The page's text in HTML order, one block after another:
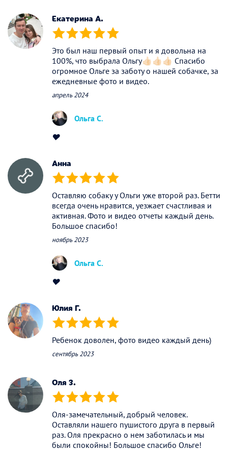
Екатерина А.
(*) (*) (*) (*) (*)
Это был наш первый опыт и я довольна на
100%, что выбрала Ольгу👍🏻👍🏻👍🏻 Спасибо
огромное Ольге за заботу о нашей собачке, за
ежедневные фото и видео.
апрель 2024
Ольга С.
❤️
Анна
(*) (*) (*) (*) (*)
Оставляю собаку у Ольги уже второй раз. Бетти
всегда очень нравится, уезжает счастливая и
активная. Фото и видео отчеты каждый день.
Большое спасибо!
ноябрь 2023
Ольга С.
❤️
Юлия Г.
(*) (*) (*) (*) (*)
Ребенок доволен, фото видео каждый день)
сентябрь 2023
Оля З.
(*) (*) (*) (*) (*)
Оля-замечательный, добрый человек.
Оставляли нашего пушистого друга в первый
раз. Оля прекрасно о нем заботилась и мы
были спокойны! Большое спасибо Ольге!